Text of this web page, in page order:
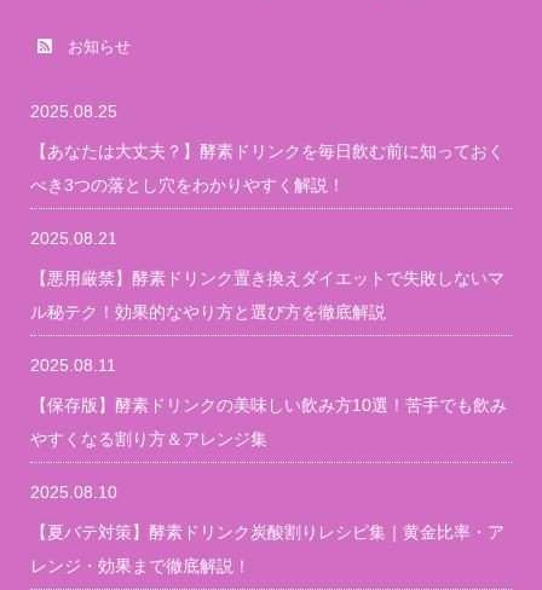
お知らせ
2025.08.25
【あなたは大丈夫？】酵素ドリンクを毎日飲む前に知っておく
べき3つの落とし穴をわかりやすく解説！
2025.08.21
【悪用厳禁】酵素ドリンク置き換えダイエットで失敗しないマ
ル秘テク！効果的なやり方と選び方を徹底解説
2025.08.11
【保存版】酵素ドリンクの美味しい飲み方10選！苦手でも飲み
やすくなる割り方＆アレンジ集
2025.08.10
【夏バテ対策】酵素ドリンク炭酸割りレシピ集｜黄金比率・ア
レンジ・効果まで徹底解説！